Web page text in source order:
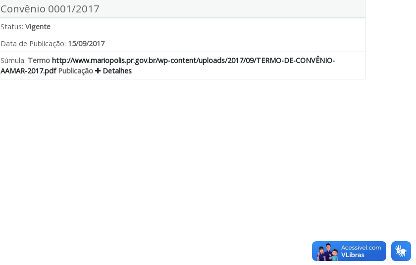
Convênio 0001/2017
Status: Vigente
Data de Publicação: 15/09/2017
Súmula: Termo http://www.mariopolis.pr.gov.br/wp-content/uploads/2017/09/TERMO-DE-CONVÊNIO-
AAMAR-2017.pdfPublicação Detalhes